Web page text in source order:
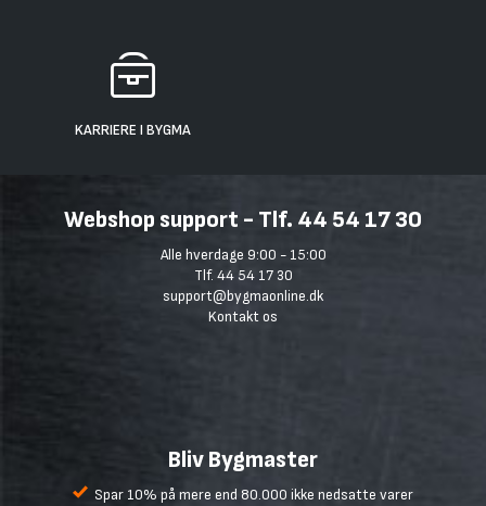
KARRIERE I BYGMA
Webshop support - Tlf. 44 54 17 30
Alle hverdage 9:00 - 15:00
Tlf. 44 54 17 30
support@bygmaonline.dk
Kontakt os
Bliv Bygmaster
Spar 10% på mere end 80.000 ikke nedsatte varer